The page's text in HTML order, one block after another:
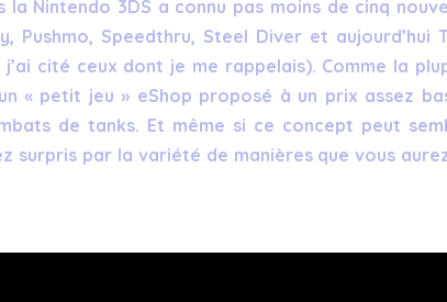
Nintendo 3DS a connu pas moins de cinq
Pushmo, Speedthru, Steel Diver et aujourd’hui
cité ceux dont je me rappelais). Comme la
« petit jeu » eShop proposé à un prix assez
de tanks. Et même si ce concept peut
surpris par la variété de manières que vous